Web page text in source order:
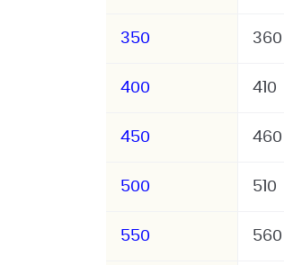
350 360
400 410
450 460
500 510
550 560